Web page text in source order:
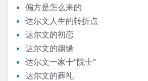
偏方是怎么来的
达尔文人生的转折点
达尔文的初恋
达尔文的姻缘
达尔文一家十“院士”
达尔文的葬礼